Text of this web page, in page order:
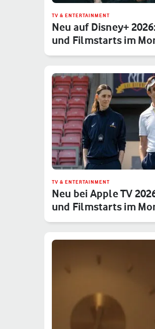
TV & ENTERTAINMENT
Neu auf Disney+
und Filmstarts im
TV & ENTERTAINMENT
Neu bei Apple TV
und Filmstarts im